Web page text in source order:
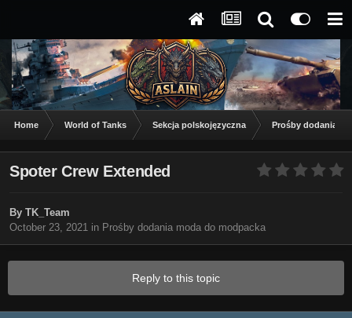
Home World of Tanks Sekcja polskojęzyczna Prośby dodania
Spoter Crew Extended
By TK_Team
October 23, 2021 in Prośby dodania moda do modpacka
Reply to this topic